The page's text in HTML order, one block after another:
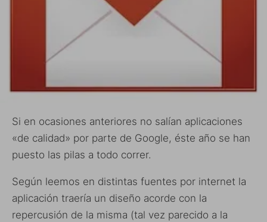
Si en ocasiones anteriores no salían aplicaciones
«de calidad» por parte de Google, éste año se han
puesto las pilas a todo correr.
Según leemos en distintas fuentes por internet la
aplicación traería un diseño acorde con la
repercusión de la misma (tal vez parecido a la